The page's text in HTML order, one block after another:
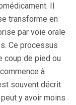
Il
transforme en
par voie orale
Ce processus
coup de pied ou
à
souvent décrit
y avoir moins